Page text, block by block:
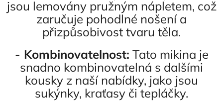
jsou lemovány pružným nápletem, což
zaručuje pohodlné nošení a
přizpůsobivost tvaru těla.
- Kombinovatelnost: Tato mikina je
snadno kombinovatelná s dalšími
kousky z naší nabídky, jako jsou
sukýnky, kraťasy či tepláčky.